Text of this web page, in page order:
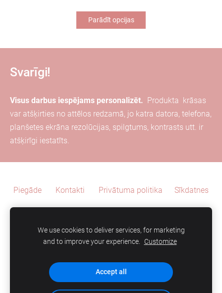
Svarīgi!
Visus darbus iespējams personalizēt. Produkta krāsas
var atšķirties no attēlos redzamā, jo katra datora, telefona,
planšetes ekrāna rezolūcijas, spilgtums, kontrasts utt. ir
atšķirīgi iestatīts.
Parādīt opcijas
Piegāde Kontakti Privātuma politika Sīkdatnes
SIA "AZ Idejas"
We use cookies to deliver services, for marketing
and to improve your experience. Customize
Accept all